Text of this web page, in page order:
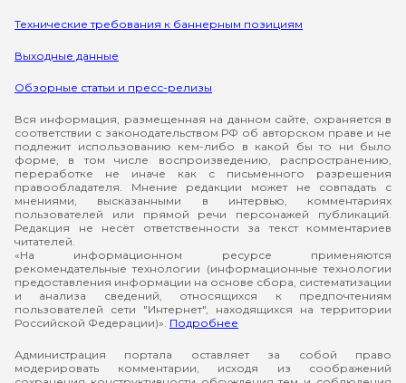
Технические требования к баннерным позициям
Выходные данные
Обзорные статьи и пресс-релизы
Вся информация, размещенная на данном сайте, охраняется в
соответствии с законодательством РФ об авторском праве и не
подлежит использованию кем-либо в какой бы то ни было
форме, в том числе воспроизведению, распространению,
переработке не иначе как с письменного разрешения
правообладателя. Мнение редакции может не совпадать с
мнениями, высказанными в интервью, комментариях
пользователей или прямой речи персонажей публикаций.
Редакция не несёт ответственности за текст комментариев
читателей.
«На информационном ресурсе применяются
рекомендательные технологии (информационные технологии
предоставления информации на основе сбора, систематизации
и анализа сведений, относящихся к предпочтениям
пользователей сети "Интернет", находящихся на территории
Российской Федерации)». Подробнее
Администрация портала оставляет за собой право
модерировать комментарии, исходя из соображений